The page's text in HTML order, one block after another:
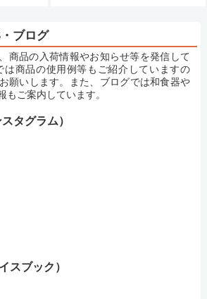
ブログ
商品の入荷情報やお知らせ等を発信して
は商品の使用例等もご紹介していますの
願いします。また、ブログでは和食器や
もご案内しています。
タグラム）
スブック）